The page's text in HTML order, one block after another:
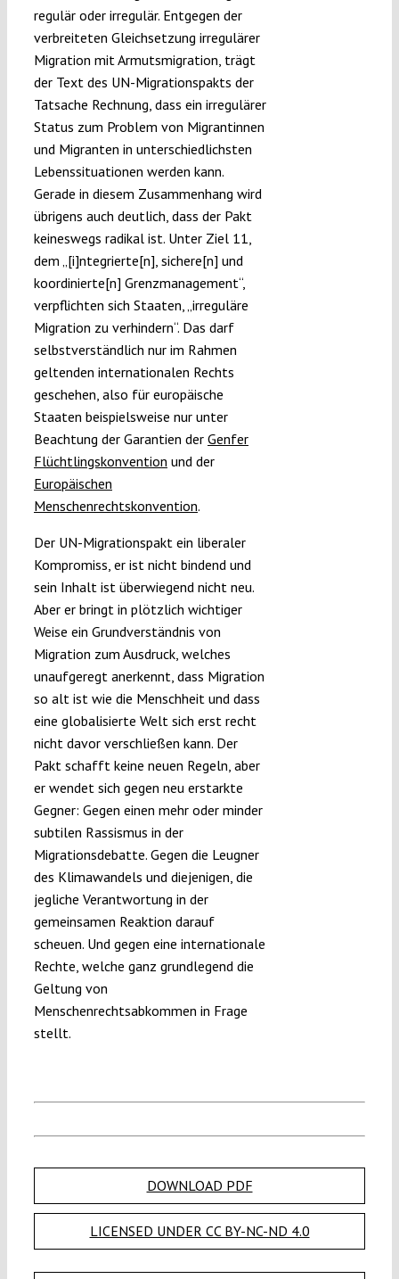
regulär oder irregulär. Entgegen der
verbreiteten Gleichsetzung irregulärer
Migration mit Armutsmigration, trägt
der Text des UN-Migrationspakts der
Tatsache Rechnung, dass ein irregulärer
Status zum Problem von Migrantinnen
und Migranten in unterschiedlichsten
Lebenssituationen werden kann.
Gerade in diesem Zusammenhang wird
übrigens auch deutlich, dass der Pakt
keineswegs radikal ist. Unter Ziel 11,
dem „[i]ntegrierte[n], sichere[n] und
koordinierte[n] Grenzmanagement“,
verpflichten sich Staaten, „irreguläre
Migration zu verhindern“. Das darf
selbstverständlich nur im Rahmen
geltenden internationalen Rechts
geschehen, also für europäische
Staaten beispielsweise nur unter
Beachtung der Garantien der Genfer
Flüchtlingskonvention und der
Europäischen
Menschenrechtskonvention.
Der UN-Migrationspakt ein liberaler
Kompromiss, er ist nicht bindend und
sein Inhalt ist überwiegend nicht neu.
Aber er bringt in plötzlich wichtiger
Weise ein Grundverständnis von
Migration zum Ausdruck, welches
unaufgeregt anerkennt, dass Migration
so alt ist wie die Menschheit und dass
eine globalisierte Welt sich erst recht
nicht davor verschließen kann. Der
Pakt schafft keine neuen Regeln, aber
er wendet sich gegen neu erstarkte
Gegner: Gegen einen mehr oder minder
subtilen Rassismus in der
Migrationsdebatte. Gegen die Leugner
des Klimawandels und diejenigen, die
jegliche Verantwortung in der
gemeinsamen Reaktion darauf
scheuen. Und gegen eine internationale
Rechte, welche ganz grundlegend die
Geltung von
Menschenrechtsabkommen in Frage
stellt.
DOWNLOAD PDF
LICENSED UNDER CC BY-NC-ND 4.0